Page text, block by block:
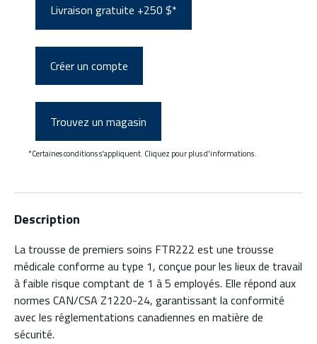
Livraison gratuite +250 $*
Créer un compte
Trouvez un magasin
*Certaines conditions s'appliquent. Cliquez pour plus d'informations.
Description
La trousse de premiers soins FTR222 est une trousse
médicale conforme au type 1, conçue pour les lieux de travail
à faible risque comptant de 1 à 5 employés. Elle répond aux
normes CAN/CSA Z1220-24, garantissant la conformité
avec les réglementations canadiennes en matière de
sécurité.